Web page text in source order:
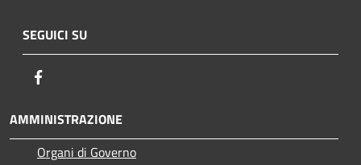
SEGUICI SU
AMMINISTRAZIONE
Organi di Governo